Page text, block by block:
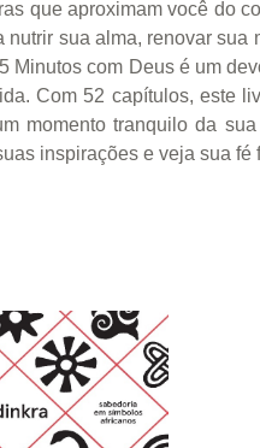
que aproximam você do
sua alma, renovar
Minutos com Deus é um
Com 52 capítulos, este
momento tranquilo da
inspirações e veja sua fé